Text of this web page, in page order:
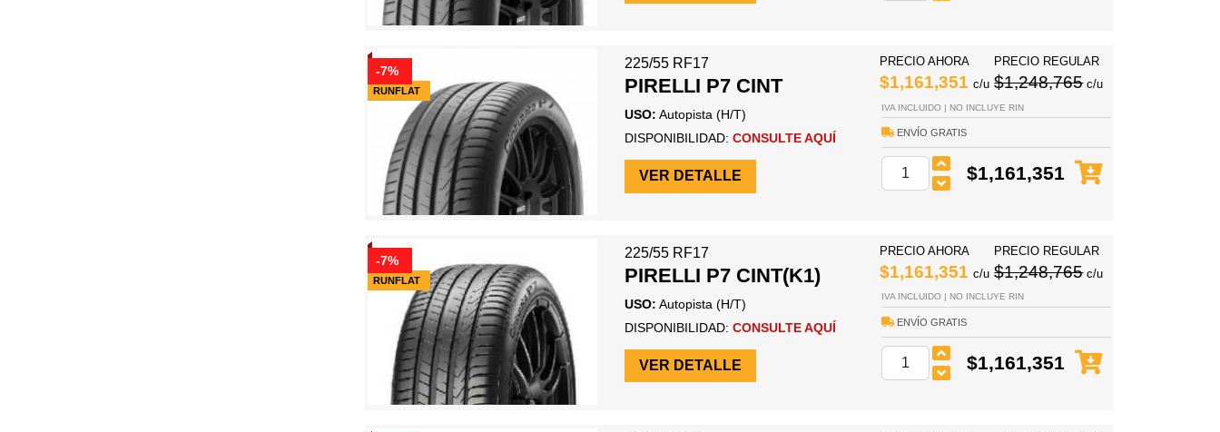
RUNFLAT
-7%
225/55 RF17
PIRELLI P7 CINT
USO: Autopista (H/T)
DISPONIBILIDAD: CONSULTE AQUÍ
VER DETALLE
PRECIO AHORA
$1,161,351 c/u
PRECIO REGULAR
$1,248,765c/u
IVA INCLUIDO | NO INCLUYE RIN
ENVÍO GRATIS
$1,161,351
RUNFLAT
-7%
225/55 RF17
PIRELLI P7 CINT(K1)
USO: Autopista (H/T)
DISPONIBILIDAD: CONSULTE AQUÍ
VER DETALLE
PRECIO AHORA
$1,161,351 c/u
PRECIO REGULAR
$1,248,765c/u
IVA INCLUIDO | NO INCLUYE RIN
ENVÍO GRATIS
$1,161,351